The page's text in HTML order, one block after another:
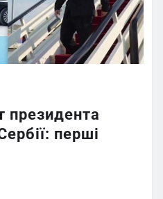
президента
перші